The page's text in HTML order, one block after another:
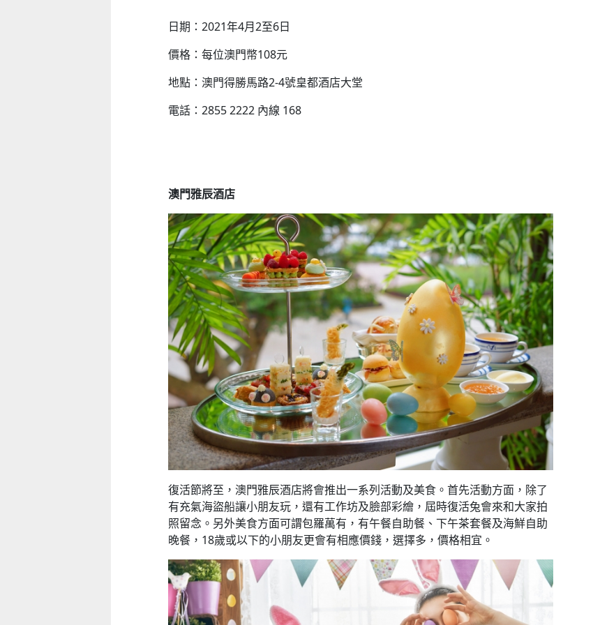
日期：2021年4月2至6日
價格：每位澳門幣108元
地點：澳門得勝馬路2-4號皇都酒店大堂
電話：2855 2222 內線 168
澳門雅辰酒店
復活節將至，澳門雅辰酒店將會推出一系列活動及美食。首先活動方面，除了
有充氣海盜船讓小朋友玩，還有工作坊及臉部彩繪，屆時復活兔會來和大家拍
照留念。另外美食方面可謂包羅萬有，有午餐自助餐、下午茶套餐及海鮮自助
晚餐，18歲或以下的小朋友更會有相應價錢，選擇多，價格相宜。